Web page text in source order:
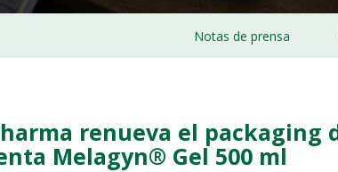
Notas de prensa
renueva el packaging
Melagyn® Gel 500 ml